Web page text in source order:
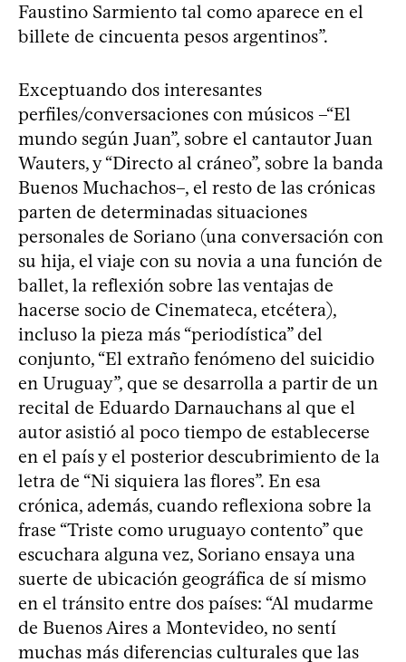
Faustino Sarmiento tal como aparece en el
billete de cincuenta pesos argentinos”.
Exceptuando dos interesantes
perfiles/conversaciones con músicos –“El
mundo según Juan”, sobre el cantautor Juan
Wauters, y “Directo al cráneo”, sobre la banda
Buenos Muchachos–, el resto de las crónicas
parten de determinadas situaciones
personales de Soriano (una conversación con
su hija, el viaje con su novia a una función de
ballet, la reflexión sobre las ventajas de
hacerse socio de Cinemateca, etcétera),
incluso la pieza más “periodística” del
conjunto, “El extraño fenómeno del suicidio
en Uruguay”, que se desarrolla a partir de un
recital de Eduardo Darnauchans al que el
autor asistió al poco tiempo de establecerse
en el país y el posterior descubrimiento de la
letra de “Ni siquiera las flores”. En esa
crónica, además, cuando reflexiona sobre la
frase “Triste como uruguayo contento” que
escuchara alguna vez, Soriano ensaya una
suerte de ubicación geográfica de sí mismo
en el tránsito entre dos países: “Al mudarme
de Buenos Aires a Montevideo, no sentí
muchas más diferencias culturales que las